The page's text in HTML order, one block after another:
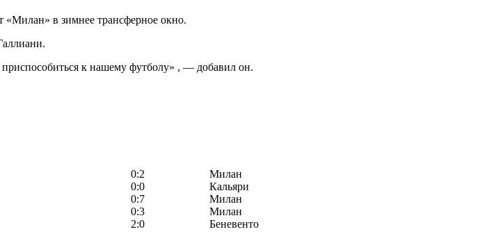
в зимнее трансферное окно.
к нашему футболу» , — добавил он.
0:2
Милан
0:0
Кальяри
0:7
Милан
0:3
Милан
2:0
Беневенто